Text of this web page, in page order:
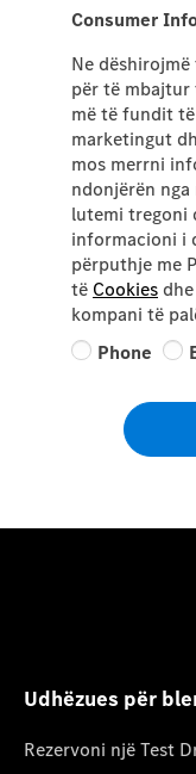
Consumer
Ne
për të mbajtur
më të fundit
marketingut
mos merrni
ndonjërën
lutemi tregoni
informacioni i
përputhje me
të Cookies
kompani të
Phone
Udhëzues për
Rezervoni një Test